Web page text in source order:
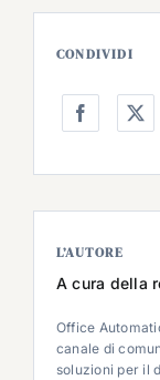
CONDIVIDI
L’AUTORE
A cura della
Office
canale di
soluzioni per il